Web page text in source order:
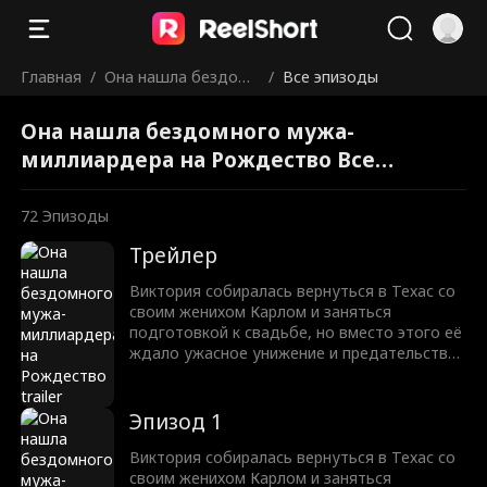
Главная / Она нашла бездомн
ера на Рождество
/ Все эпизоды
Она нашла бездомного мужа-
миллиардера на Рождество Все
эпизоды
72 Эпизоды
Трейлер
Виктория собиралась вернуться в Техас со
своим женихом Карлом и заняться
подготовкой к свадьбе, но вместо этого её
ждало ужасное унижение и предательство.
шаг — выйти замуж за Саймона,
бездомного мужчину, которому она
помогала из жалости. Но она и представить
не могла, что Саймон вовсе не обычный
Эпизод 1
Виктория собиралась вернуться в Техас со
своим женихом Карлом и заняться